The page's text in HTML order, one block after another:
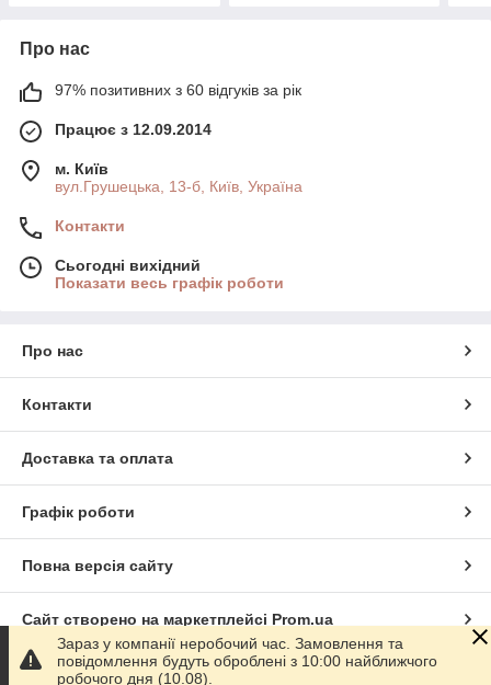
Про нас
97% позитивних з 60 відгуків за рік
Працює з 12.09.2014
м. Київ
вул.Грушецька, 13-б, Київ, Україна
Контакти
Сьогодні вихідний
Показати весь графік роботи
Про нас
Контакти
Доставка та оплата
Графік роботи
Повна версія сайту
Сайт створено на маркетплейсі Prom.ua
Політика конфіденційності
Зараз у компанії неробочий час. Замовлення та
повідомлення будуть оброблені з 10:00 найближчого
робочого дня (10.08).